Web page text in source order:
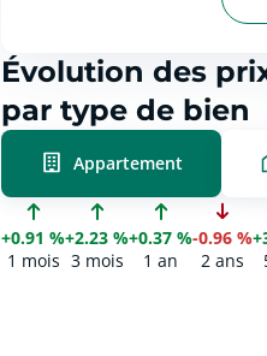
Évolution des
par type de bien
Appartement
+0.91 %
1 mois
+2.23 %
3 mois
+0.37 %
1 an
-0.96 %
2 ans